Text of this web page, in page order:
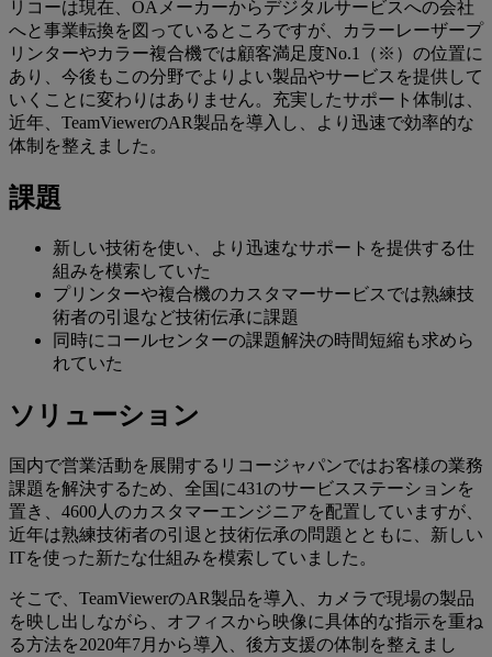
リコーは現在、OAメーカーからデジタルサービスへの会社
へと事業転換を図っているところですが、カラーレーザープ
リンターやカラー複合機では顧客満足度No.1（※）の位置に
あり、今後もこの分野でよりよい製品やサービスを提供して
いくことに変わりはありません。充実したサポート体制は、
近年、TeamViewerのAR製品を導入し、より迅速で効率的な
体制を整えました。
課題
新しい技術を使い、より迅速なサポートを提供する仕
組みを模索していた
プリンターや複合機のカスタマーサービスでは熟練技
術者の引退など技術伝承に課題
同時にコールセンターの課題解決の時間短縮も求めら
れていた
ソリューション
国内で営業活動を展開するリコージャパンではお客様の業務
課題を解決するため、全国に431のサービスステーションを
置き、4600人のカスタマーエンジニアを配置していますが、
近年は熟練技術者の引退と技術伝承の問題とともに、新しい
ITを使った新たな仕組みを模索していました。
そこで、TeamViewerのAR製品を導入、カメラで現場の製品
を映し出しながら、オフィスから映像に具体的な指示を重ね
る方法を2020年7月から導入、後方支援の体制を整えまし